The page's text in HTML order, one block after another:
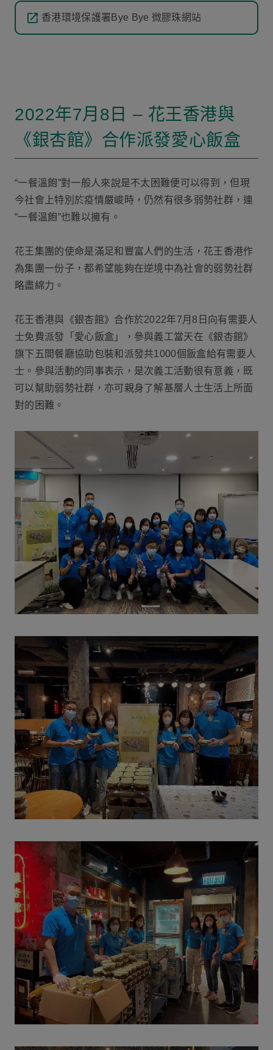
香港環境保護署Bye Bye 微膠珠網站
2022年7月8日 – 花王香港與
《銀杏館》合作派發愛心飯盒
“一餐溫飽”對一般人來說是不太困難便可以得到，但現
今社會上特別於疫情嚴峻時，仍然有很多弱勢社群，連
“一餐溫飽”也難以擁有。
花王集團的使命是滿足和豐富人們的生活，花王香港作
為集團一份子，都希望能夠在逆境中為社會的弱勢社群
略盡綿力。
花王香港與《銀杏館》合作於2022年7月8日向有需要人
士免費派發「愛心飯盒」，參與義工當天在《銀杏館》
旗下五間餐廳協助包裝和派發共1000個飯盒給有需要人
士。參與活動的同事表示，是次義工活動很有意義，既
可以幫助弱勢社群，亦可親身了解基層人士生活上所面
對的困難。